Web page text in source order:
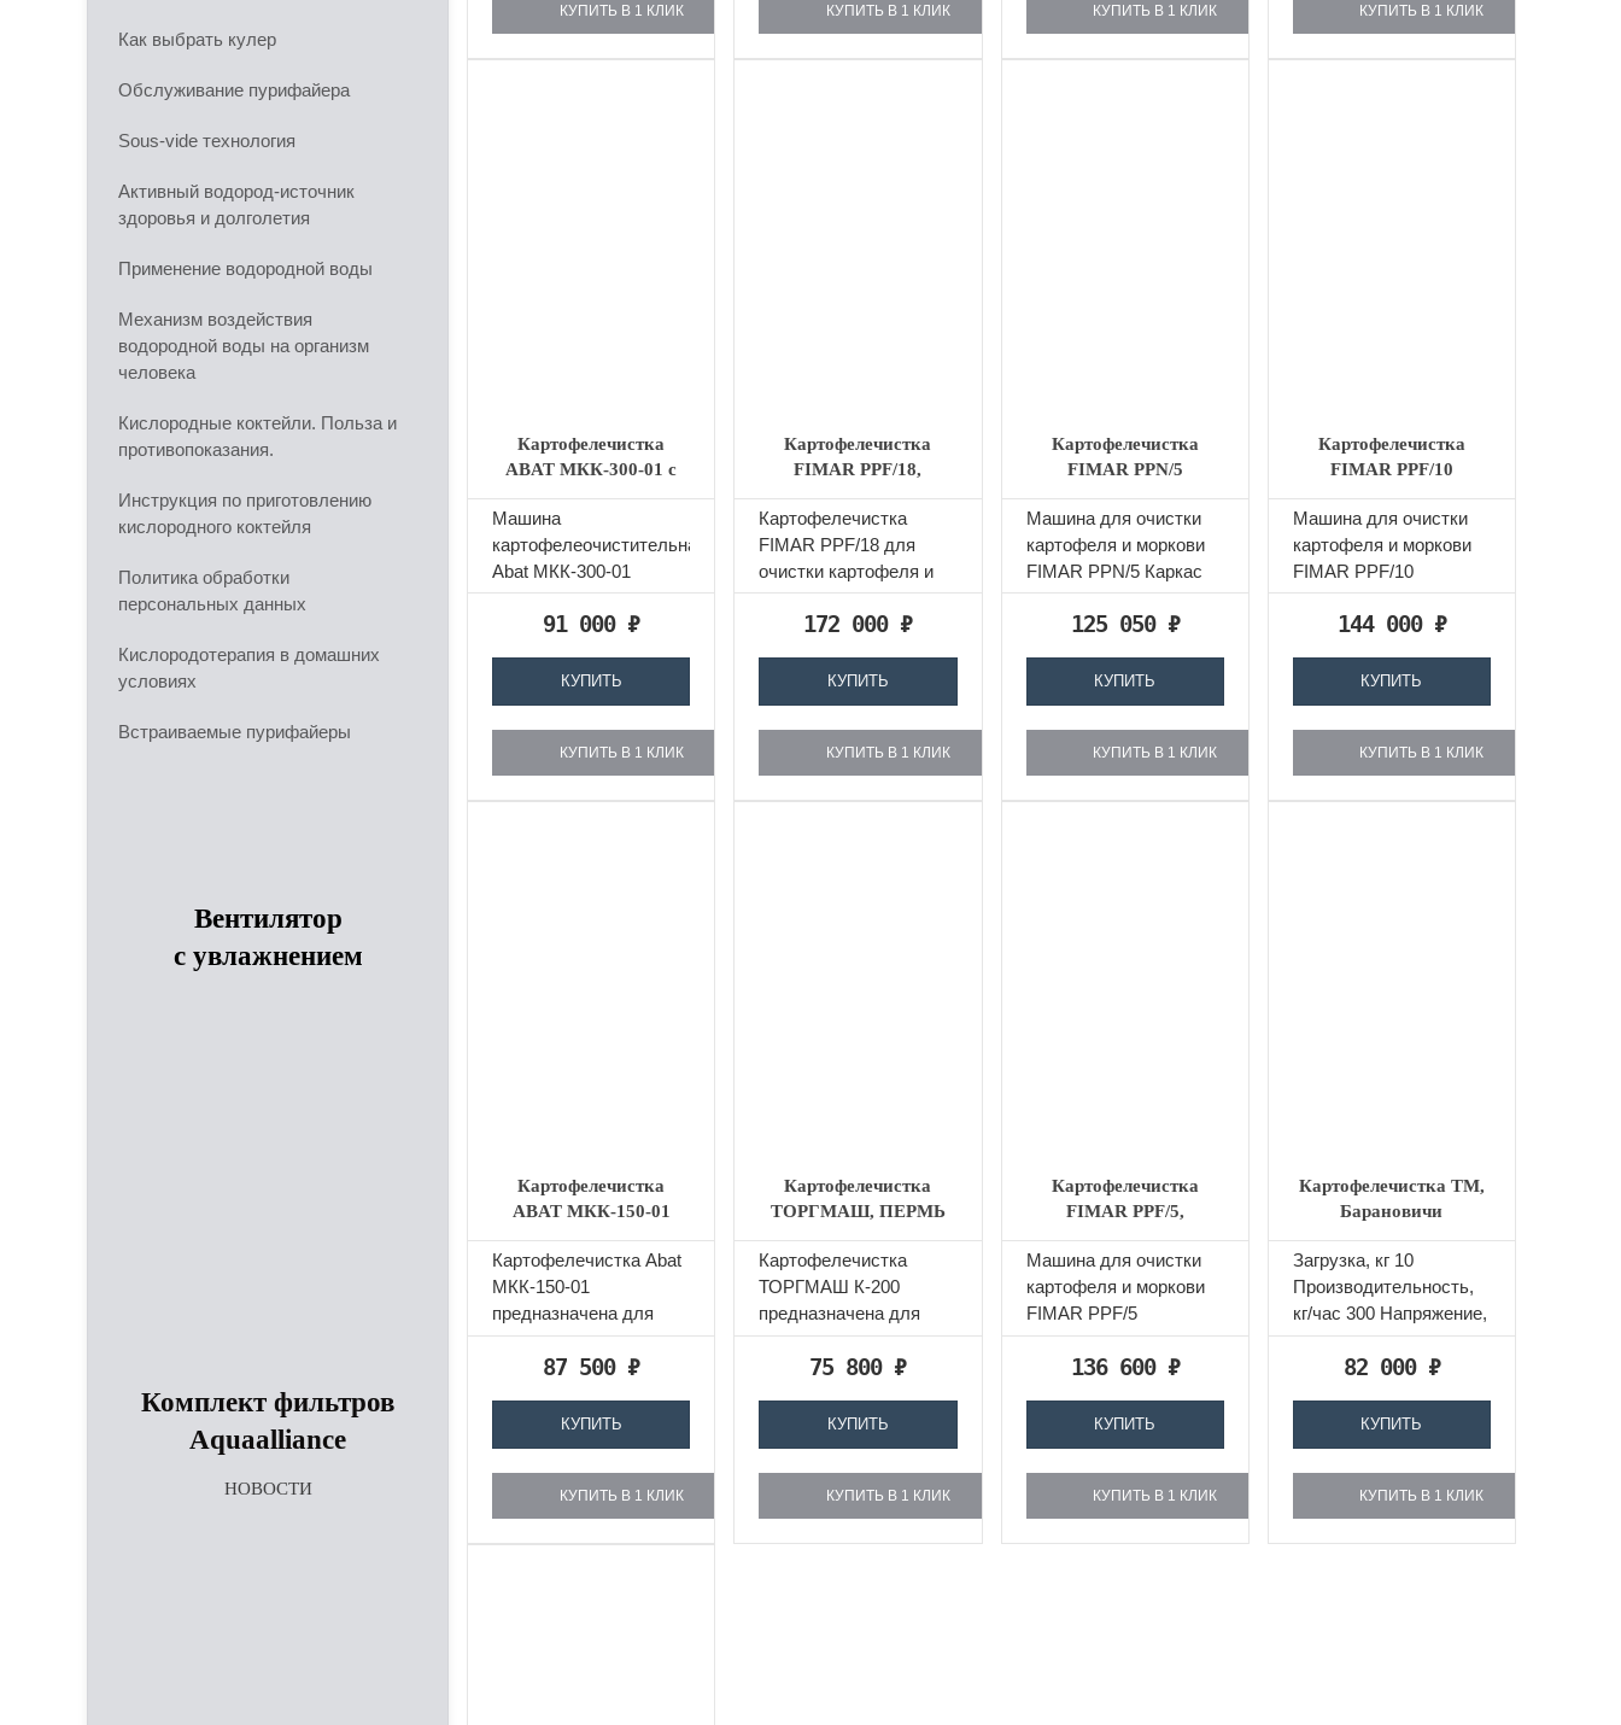
Как выбрать кулер
Обслуживание пурифайера
Sous-vide технология
Активный водород-источник
здоровья и долголетия
Применение водородной воды
Механизм воздействия
водородной воды на организм
человека
Кислородные коктейли. Польза и
противопоказания.
Инструкция по приготовлению
кислородного коктейля
Политика обработки
персональных данных
Кислородотерапия в домашних
условиях
Встраиваемые пурифайеры
Вентилятор
с увлажнением
Комплект фильтров
Aquaalliance
НОВОСТИ
КУПИТЬ В 1 КЛИК КУПИТЬ В 1 КЛИК КУПИТЬ В 1 КЛИК КУПИТЬ В 1 КЛИК
Картофелечистка
ABAT МКК-300-01 с
загрузкой 17 кг
Машина
картофелеочистительная
Abat МКК-300-01
предназначена для
очистки картофеля и
91 000 ₽
КУПИТЬ
КУПИТЬ В 1 КЛИК
Картофелечистка
FIMAR PPF/18,
производитель Италия
​Картофелечистка
FIMAR PPF/18 для
очистки картофеля и
моркови от кожуры.
Каркас из172 000 ₽
КУПИТЬ
КУПИТЬ В 1 КЛИК
Картофелечистка
FIMAR PPN/5
Машина для очистки
картофеля и моркови
FIMAR PPN/5 Каркас
из нержавеющей стали,
верхняя крышка...
125 050 ₽
КУПИТЬ
КУПИТЬ В 1 КЛИК
Картофелечистка
FIMAR PPF/10
Машина для очистки
картофеля и моркови
FIMAR PPF/10
Используется на
предприятиях
144 000 ₽
КУПИТЬ
КУПИТЬ В 1 КЛИК
Картофелечистка
ABAT МКК-150-01
​Картофелечистка Abat
МКК-150-01
предназначена для
очистки картофеля и
корнеплодов от кожуры
87 500 ₽
КУПИТЬ
КУПИТЬ В 1 КЛИК
Картофелечистка
ТОРГМАШ, ПЕРМЬ
К-200
Картофелечистка
ТОРГМАШ К-200
предназначена для
очистки картофеля и
других корнеплодов от
75 800 ₽
КУПИТЬ
КУПИТЬ В 1 КЛИК
Картофелечистка
FIMAR PPF/5,
производство Италия
Машина для очистки
картофеля и моркови
FIMAR PPF/5
,производство Италия.
Каркас из136 600 ₽
КУПИТЬ
КУПИТЬ В 1 КЛИК
Картофелечистка ТМ,
Барановичи
МОК-300М
Загрузка, кг 10
Производительность,
кг/час 300 Напряжение,
В 380 Мощность, кВт
82 000 ₽
КУПИТЬ
КУПИТЬ В 1 КЛИК